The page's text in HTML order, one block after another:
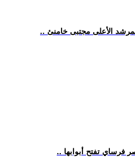
الأعلى مجتبى خامنئ
فرساي تفتح أبوابها